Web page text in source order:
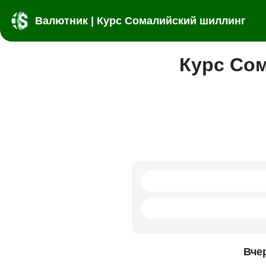
Валютник | Курс Сомалийский шиллинг
Курс